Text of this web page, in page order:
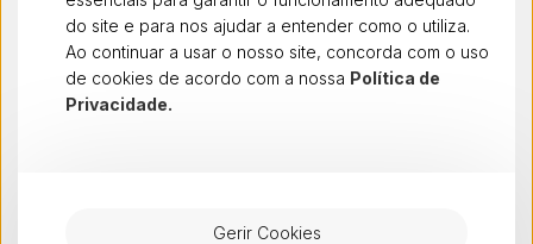
Na dstelecom acreditamos que são as pessoas e
os valores que definem quem somos. Crescemos
com transparência, ambição e espírito de equipa.
do site e para nos ajudar a entender como o utiliza.
Ao continuar a usar o nosso site, concorda com o uso
de cookies de acordo com a nossa Política de
Privacidade.
Gerir Cookies